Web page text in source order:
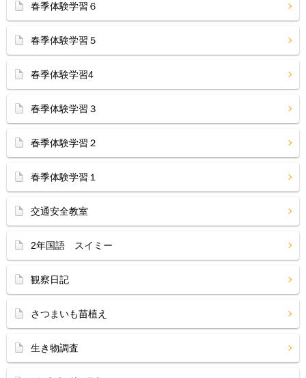
春季体験学習６
春季体験学習５
春季体験学習4
春季体験学習３
春季体験学習２
春季体験学習１
交通安全教室
2年国語 スイミー
観察日記
さつまいも苗植え
生き物調査